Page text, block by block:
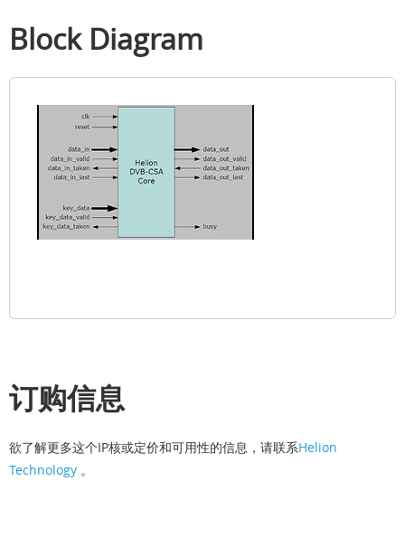
Block Diagram
订购信息
欲了解更多这个IP核或定价和可用性的信息，请联系Helion
Technology 。